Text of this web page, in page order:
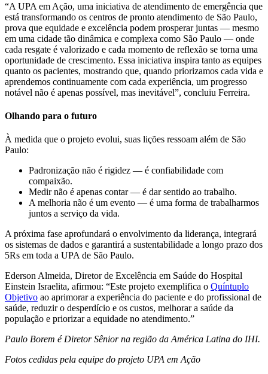
“A UPA em Ação, uma iniciativa de atendimento de emergência que
está transformando os centros de pronto atendimento de São Paulo,
prova que equidade e excelência podem prosperar juntas — mesmo
em uma cidade tão dinâmica e complexa como São Paulo — onde
cada resgate é valorizado e cada momento de reflexão se torna uma
oportunidade de crescimento. Essa iniciativa inspira tanto as equipes
quanto os pacientes, mostrando que, quando priorizamos cada vida e
aprendemos continuamente com cada experiência, um progresso
notável não é apenas possível, mas inevitável”, concluiu Ferreira.
Olhando para o futuro
À medida que o projeto evolui, suas lições ressoam além de São
Paulo:
Padronização não é rigidez — é confiabilidade com
compaixão.
Medir não é apenas contar — é dar sentido ao trabalho.
A melhoria não é um evento — é uma forma de trabalharmos
juntos a serviço da vida.
A próxima fase aprofundará o envolvimento da liderança, integrará
os sistemas de dados e garantirá a sustentabilidade a longo prazo dos
5Rs em toda a UPA de São Paulo.
Ederson Almeida, Diretor de Excelência em Saúde do Hospital
Einstein Israelita, afirmou: “Este projeto exemplifica o Quíntuplo
Objetivo ao aprimorar a experiência do paciente e do profissional de
saúde, reduzir o desperdício e os custos, melhorar a saúde da
população e priorizar a equidade no atendimento.”
Paulo Borem é Diretor Sênior na região da América Latina do IHI.
Fotos cedidas pela equipe do projeto UPA em Ação